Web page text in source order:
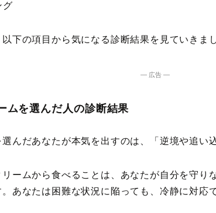
グ
下の項目から気になる診断結果を見ていきま
― 広告 ―
ムを選んだ人の診断結果
選んだあなたが本気を出すのは、「逆境や追い
ームから食べることは、あなたが自分を守り
。あなたは困難な状況に陥っても、冷静に対応